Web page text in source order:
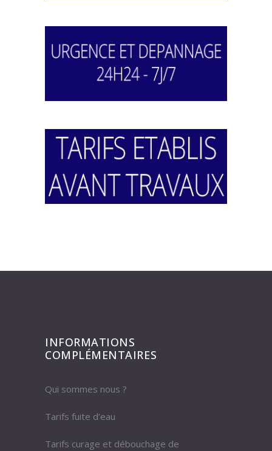
INFORMATIONS
COMPLÉMENTAIRES
Qui sommes nous ?
Tarifs fuite d’eau
Tarifs curage et débouchage de